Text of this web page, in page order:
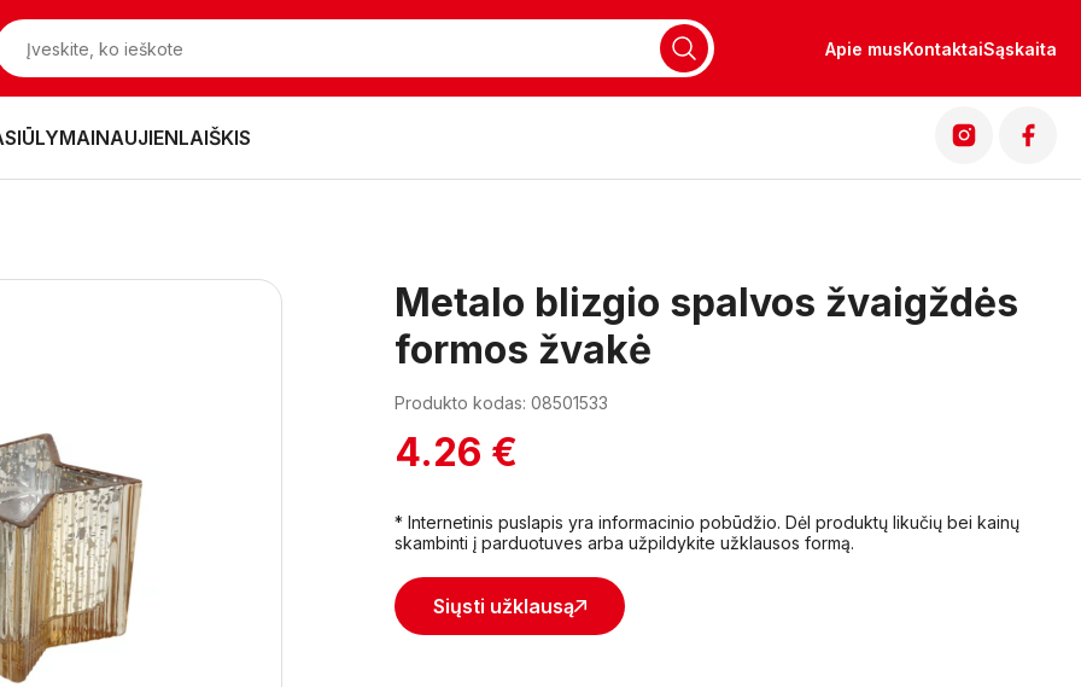
Apie musKontaktaiSąskaita
NAUJIENLAIŠKIS
Metalo blizgio spalvos žvaigždės
formos žvakė
Produkto kodas: 08501533
4.26 €
* Internetinis puslapis yra informacinio pobūdžio. Dėl produktų likučių bei kainų
skambinti į parduotuves arba užpildykite užklausos formą.
Siųsti užklausą